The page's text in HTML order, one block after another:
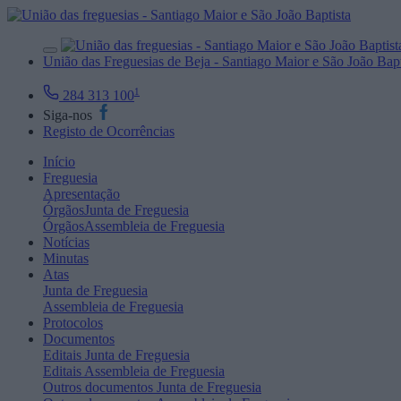
União das Freguesias de Beja - Santiago Maior e São João
284 313 1001
Siga-nos
Registo de Ocorrências
Início
Freguesia
Apresentação
ÓrgãosJunta de Freguesia
ÓrgãosAssembleia de Freguesia
Notícias
Minutas
Atas
Junta de Freguesia
Assembleia de Freguesia
Protocolos
Documentos
Editais Junta de Freguesia
Editais Assembleia de Freguesia
Outros documentos Junta de Freguesia